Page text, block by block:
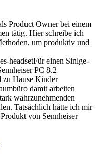
Product Owner bei einem
tätig. Hier schreibe ich
um produktiv und
headsetFür einen Sinlge-
PC 8.2
zu Hause Kinder
damit arbeiten
wahrzunehmenden
Tatsächlich hätte ich mir
von Sennheiser